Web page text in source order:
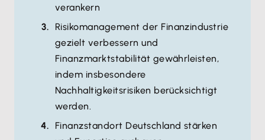
verankern
Risikomanagement der Finanzindustrie
gezielt verbessern und
Finanzmarktstabilität gewährleisten,
indem insbesondere
Nachhaltigkeitsrisiken berücksichtigt
werden.
Finanzstandort Deutschland stärken